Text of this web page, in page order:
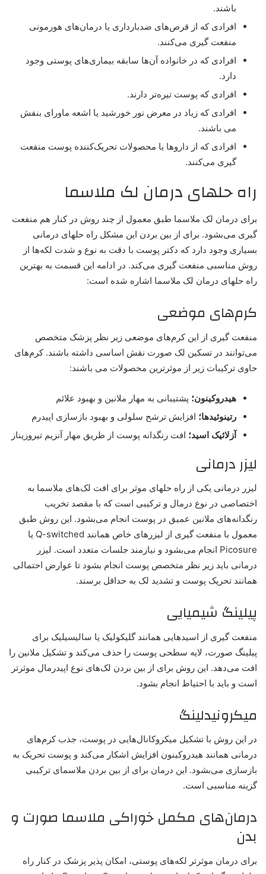
باشند.
افرادی که از قرص‌های ضدبارداری یا درمان‌های هورمونی
منفعت گیری می‌کنند.
افرادی که در خانواده آن‌ها سابقه‌ بیماری‌های پوستی وجود
دارد.
افرادی که پوست تیره‌تر دارند.
افرادی که زیاد در معرض نور خورشید یا اشعه ماورای بنفش
می باشند.
افرادی که از داروها یا محصولات تحریک‌کننده پوست منفعت
گیری می‌کنند.
راه حلهای درمان لک ملاسما
برای درمان لک ملاسما طبق معمول از چند روش در کنار هم منفعت
گیری می‌بشود. برای از بین بردن این مشکل راه حلهای درمانی
بسیاری وجود دارد که دکتر پوست با دقت به نوع و شدت لکه‌ها از
روش مناسبی منفعت گیری می‌کند. در ادامه این قسمت به بهترین
راه حلهای درمان لک ملاسما اشاره شده است:
کرم‌های موضعی
منفعت گیری از این کرم‌های موضعی زیر نظر پزشک متخصص
می‌توانند در تسکین لک صورت نقش اساسی داشته باشند. کرم‌های
حاوی ترکیبات زیر از موثرترین محصولات می باشند:
هیدروکینون؛ پشتیبانی به مهار ملانین و بهبود علائم
رتینوئیدها؛ افزایش ترشح سلولی و بهبود بازسازی اپیدرم
آزلائیک اسید؛ افت رنگدانه پوست از طریق مهار آنزیم تیروزیناز
لیزر درمانی
لیزر درمانی یکی از راه حلهای موثر برای افت لک‌های ملاسما به‌
اختصاصی در نوع درمال و ترکیبی است که با مقصد تخریب
رنگدانه‌های ملانین عمیق در پوست انجام می‌بشود. این روش طبق
معمول با منفعت گیری از لیزرهای خاص همانند Q-switched یا
Picosure انجام می‌بشود و نیازمند جلسات متعدد است. لیزر
درمانی باید زیر نظر متخصص پوست انجام بشود تا عوارض احتمالی
همانند تحریک پوست و تشدید لک به حداقل برسند.
پیلینگ شیمیایی
منفعت گیری از اسیدهایی همانند گلیکولیک یا سالیسیلیک برای
پیلینگ صورت، لایه سطحی پوست را حذف می‌کند و تشکیل ملانین را
افت می‌دهد. این روش برای از بین بردن لک‌های نوع اپیدرمال موثرتر
است و باید با احتیاط انجام بشود.
میکرونیدلینگ
در این روش با تشکیل میکروکانال‌هایی در پوست، جذب کرم‌های
درمانی همانند هیدروکینون افزایش اشکار می‌کند و پوست تحریک به
بازسازی می‌بشود. این درمان برای از بین بردن ملاسمای ترکیبی
گزینه‌ مناسبی است.
درمان‌های مکمل خوراکی ملاسما صورت و
بدن
برای درمان موثرتر لکه‌های پوستی، امکان پذیر پزشک در کنار راه